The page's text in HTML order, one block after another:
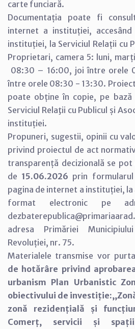
carte funciară.
Documentația poate fi
internet a instituției, accesând
instituției, la Serviciul Relații cu
Proprietari, camera 5: luni,
08:30 – 16:00, joi între orele
între orele 08:30 - 13:30.
poate obține în copie, pe bază
Serviciul Relaţii cu Publicul și
instituției.
Propuneri, sugestii, opinii cu
privind proiectul de act
transparență decizională se
de 15.06.2026 prin
pagina de internet a instituției, la
format electronic pe
adresa Primăriei
Revoluției, nr. 75.
Materialele transmise vor
de hotărâre privind
urbanism Plan Urbanistic
obiectivului de
zonă rezidențială și
Comerț, servicii și